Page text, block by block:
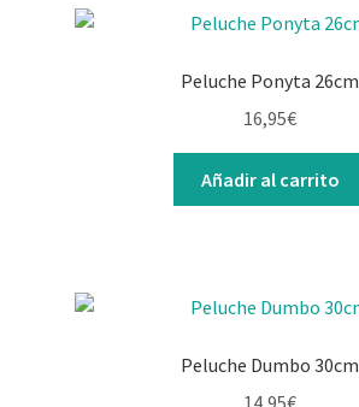
Peluche Ponyta 26cm
16,95€
Añadir al carrito
Peluche Dumbo 30cm
14,95€